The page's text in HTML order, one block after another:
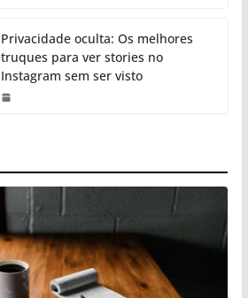
Privacidade oculta: Os melhores
truques para ver stories no
Instagram sem ser visto